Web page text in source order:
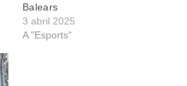
Balears
3 abril 2025
A "Esports"